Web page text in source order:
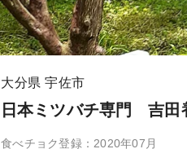
大分県 宇佐市
日本ミツバチ専門 吉田
食べチョク登録：2020年07月